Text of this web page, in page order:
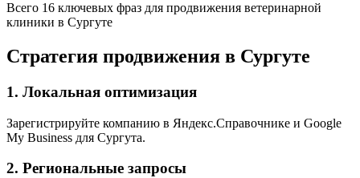
Всего 16 ключевых фраз для продвижения ветеринарной
клиники в Сургуте
Стратегия продвижения в Сургуте
1. Локальная оптимизация
Зарегистрируйте компанию в Яндекс.Справочнике и Google
My Business для Сургута.
2. Региональные запросы